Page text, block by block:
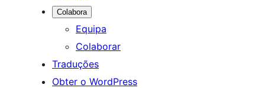
Colabora
Equipa
Colaborar
Traduções
Obter o WordPress